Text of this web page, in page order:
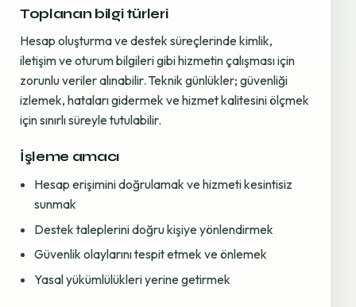
Toplanan bilgi türleri
Hesap oluşturma ve destek süreçlerinde kimlik,
iletişim ve oturum bilgileri gibi hizmetin çalışması için
zorunlu veriler alınabilir. Teknik günlükler; güvenliği
izlemek, hataları gidermek ve hizmet kalitesini ölçmek
için sınırlı süreyle tutulabilir.
İşleme amacı
Hesap erişimini doğrulamak ve hizmeti kesintisiz
sunmak
Destek taleplerini doğru kişiye yönlendirmek
Güvenlik olaylarını tespit etmek ve önlemek
Yasal yükümlülükleri yerine getirmek